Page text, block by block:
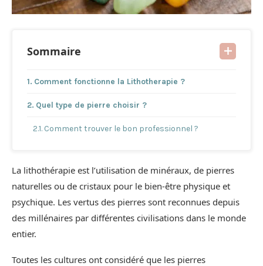
Sommaire
Comment fonctionne la Lithotherapie ?
Quel type de pierre choisir ?
Comment trouver le bon professionnel ?
La lithothérapie est l’utilisation de minéraux, de pierres
naturelles ou de cristaux pour le bien-être physique et
psychique. Les vertus des pierres sont reconnues depuis
des millénaires par différentes civilisations dans le monde
entier.
Toutes les cultures ont considéré que les pierres